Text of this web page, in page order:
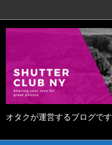
オタクが運営するブログです